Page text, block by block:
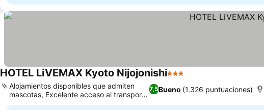
HOTEL LiVEMAX Kyoto Nijojonishi3 Estrellas
7,5Bueno (1.326 puntuaciones)
Alojamientos disponibles que admiten
mascotas, Excelente acceso al transporte
público